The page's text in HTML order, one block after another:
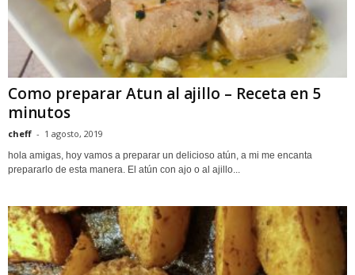
Como preparar Atun al ajillo – Receta en 5
minutos
cheff - 1 agosto, 2019
hola amigas, hoy vamos a preparar un delicioso atún, a mi me encanta
prepararlo de esta manera. El atún con ajo o al ajillo...